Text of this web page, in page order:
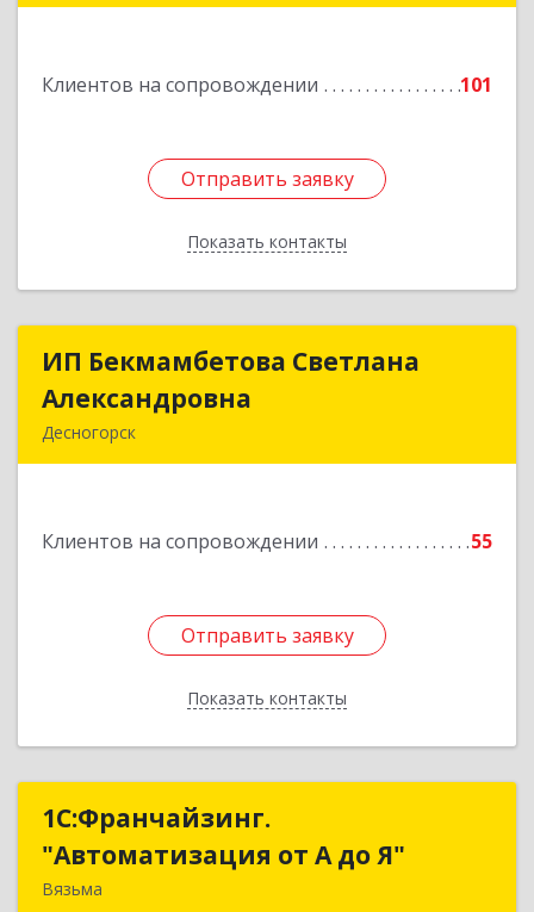
Клиентов на сопровождении 101
Отправить заявку
Показать контакты
Отправить заявку
Назад
ИП Бекмамбетова Светлана
Александровна
Десногорск
Клиентов на сопровождении 55
Отправить заявку
Показать контакты
ИП Бекмамбетова Светлана
Подробнее
Отправить заявку
Назад
1С:Франчайзинг.
"Автоматизация от А до Я"
Вязьма
1С:Франчайзинг.
"Автоматизация от А до Я"